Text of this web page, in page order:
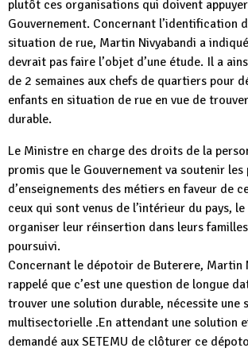
plutôt ces organisations qui doivent
Gouvernement. Concernant l’identification
situation de rue, Martin Nivyabandi a
devrait pas faire l’objet d’une étude. Il a
de 2 semaines aux chefs de quartiers pour
enfants en situation de rue en vue de
durable.
Le Ministre en charge des droits de la
promis que le Gouvernement va soutenir
d’enseignements des métiers en faveur de
ceux qui sont venus de l’intérieur du pays,
organiser leur réinsertion dans leurs
poursuivi.
Concernant le dépotoir de Buterere, Martin
rappelé que c’est une question de longue
trouver une solution durable, nécessite une
multisectorielle .En attendant une solution
demandé aux SETEMU de clôturer ce